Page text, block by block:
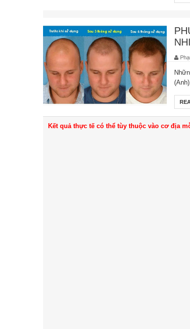
Kết quả thực tế có thể tùy thuộc vào cơ địa